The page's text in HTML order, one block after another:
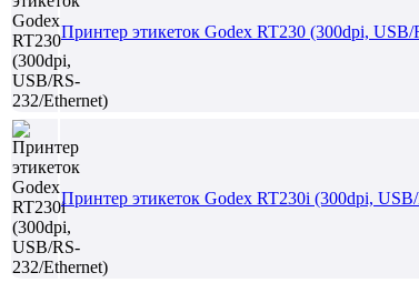
Принтер этикеток Godex RT230 (300dpi, USB/
Принтер этикеток Godex RT230i (300dpi,